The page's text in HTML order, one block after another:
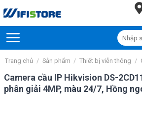
to
Tìm
kiếm:
Trang chủ / Sản phẩm / Thiết bị viễn thông /
Camera cầu IP Hikvision DS-
phân giải 4MP, màu 24/7, Hồng